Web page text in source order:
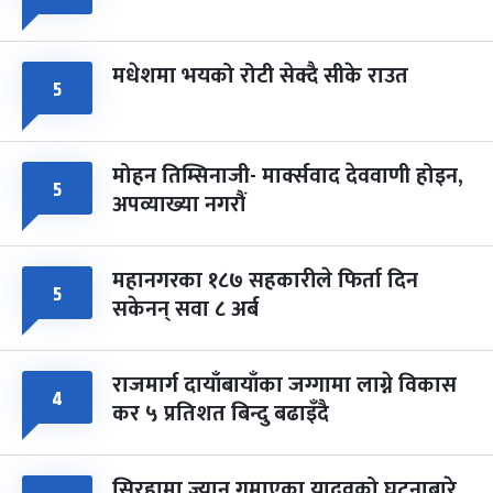
५ मधेशमा भयको रोटी सेक्दै सीके राउत
५ मोहन तिम्सिनाजी- मार्क्सवाद देववाणी होइन,
अपव्याख्या नगरौं
५ महानगरका १८७ सहकारीले फिर्ता दिन
सकेनन् सवा ८ अर्ब
४ राजमार्ग दायाँबायाँका जग्गामा लाग्ने विकास
कर ५ प्रतिशत बिन्दु बढाइँदै